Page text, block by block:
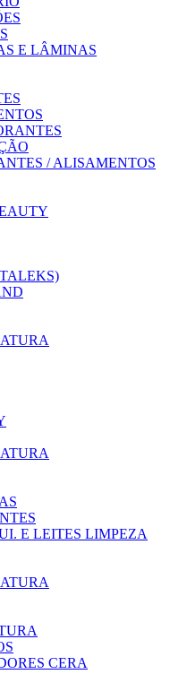
E LÂMINAS
/ ALISAMENTOS
E LEITES LIMPEZA
CERA